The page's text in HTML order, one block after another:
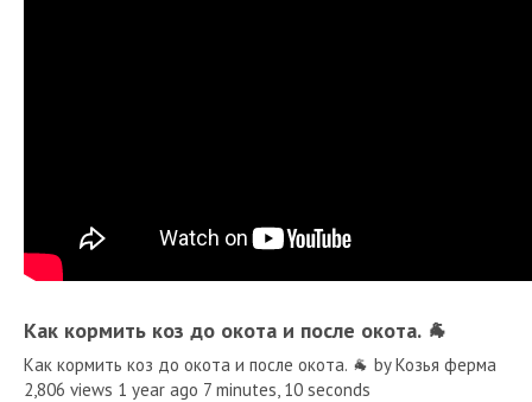
Как кормить коз до окота и после окота. 🐐
Как кормить коз до окота и после окота. 🐐 by Козья ферма
2,806 views 1 year ago 7 minutes, 10 seconds